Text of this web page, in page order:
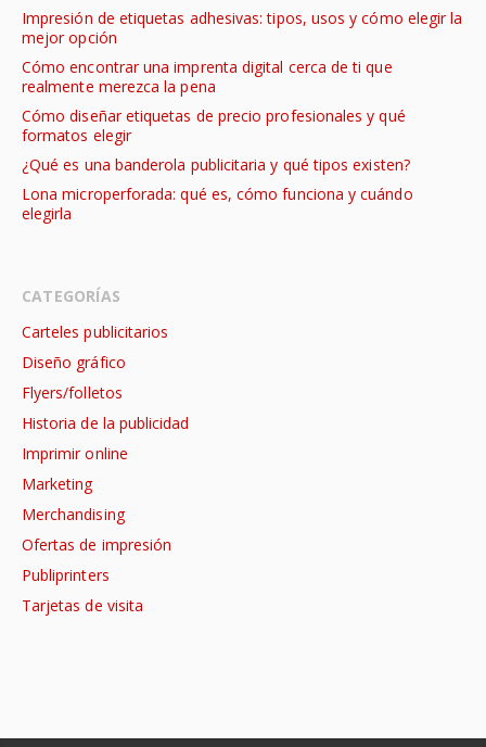
Impresión de etiquetas adhesivas: tipos, usos y cómo elegir la
mejor opción
Cómo encontrar una imprenta digital cerca de ti que
realmente merezca la pena
Cómo diseñar etiquetas de precio profesionales y qué
formatos elegir
¿Qué es una banderola publicitaria y qué tipos existen?
Lona microperforada: qué es, cómo funciona y cuándo
elegirla
CATEGORÍAS
Carteles publicitarios
Diseño gráfico
Flyers/folletos
Historia de la publicidad
Imprimir online
Marketing
Merchandising
Ofertas de impresión
Publiprinters
Tarjetas de visita